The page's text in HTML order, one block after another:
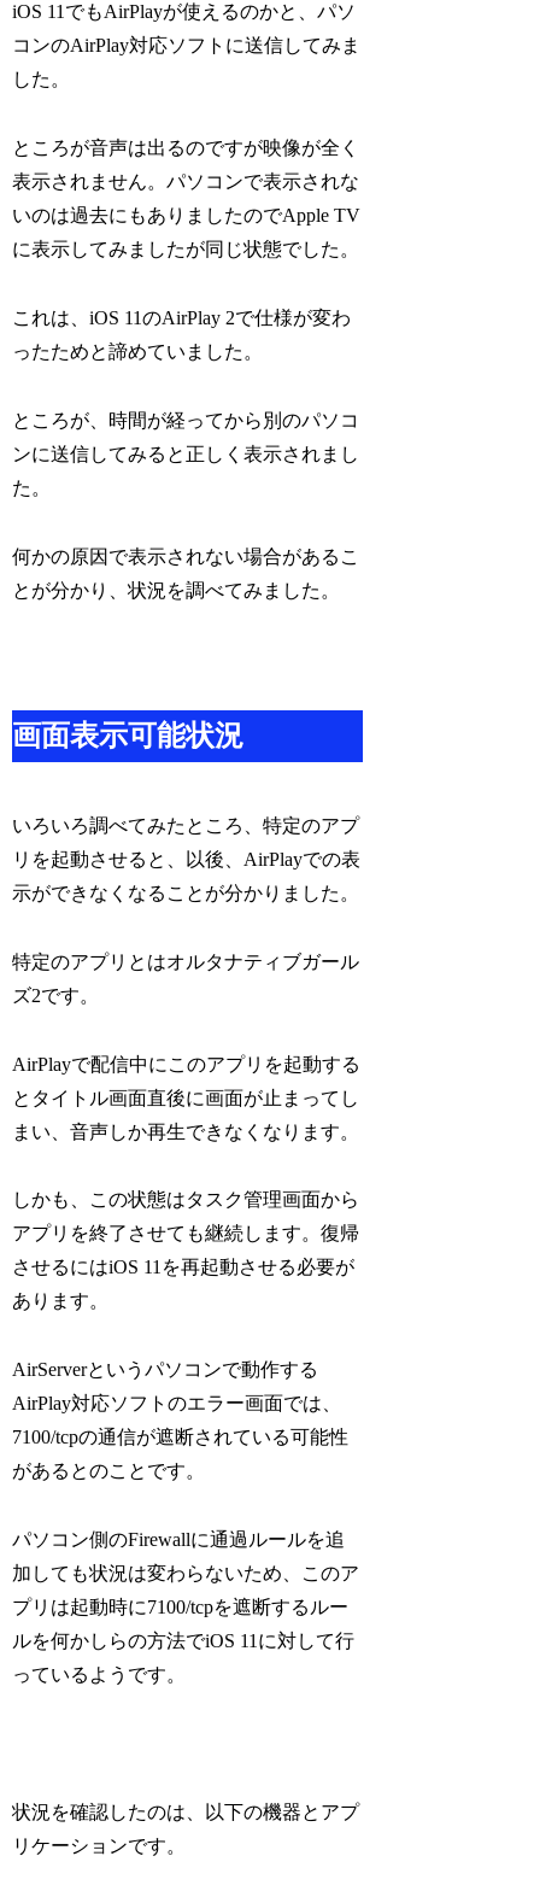
iOS 11でもAirPlayが使えるのかと、パソ
コンのAirPlay対応ソフトに送信してみま
した。
ところが音声は出るのですが映像が全く
表示されません。パソコンで表示されな
いのは過去にもありましたのでApple TV
に表示してみましたが同じ状態でした。
これは、iOS 11のAirPlay 2で仕様が変わ
ったためと諦めていました。
ところが、時間が経ってから別のパソコ
ンに送信してみると正しく表示されまし
た。
何かの原因で表示されない場合があるこ
とが分かり、状況を調べてみました。
画面表示可能状況
いろいろ調べてみたところ、特定のアプ
リを起動させると、以後、AirPlayでの表
示ができなくなることが分かりました。
特定のアプリとはオルタナティブガール
ズ2です。
AirPlayで配信中にこのアプリを起動する
とタイトル画面直後に画面が止まってし
まい、音声しか再生できなくなります。
しかも、この状態はタスク管理画面から
アプリを終了させても継続します。復帰
させるにはiOS 11を再起動させる必要が
あります。
AirServerというパソコンで動作する
AirPlay対応ソフトのエラー画面では、
7100/tcpの通信が遮断されている可能性
があるとのことです。
パソコン側のFirewallに通過ルールを追
加しても状況は変わらないため、このア
プリは起動時に7100/tcpを遮断するルー
ルを何かしらの方法でiOS 11に対して行
っているようです。
状況を確認したのは、以下の機器とアプ
リケーションです。